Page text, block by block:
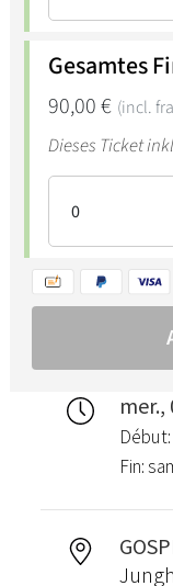
mer.,
Début:
Fin: